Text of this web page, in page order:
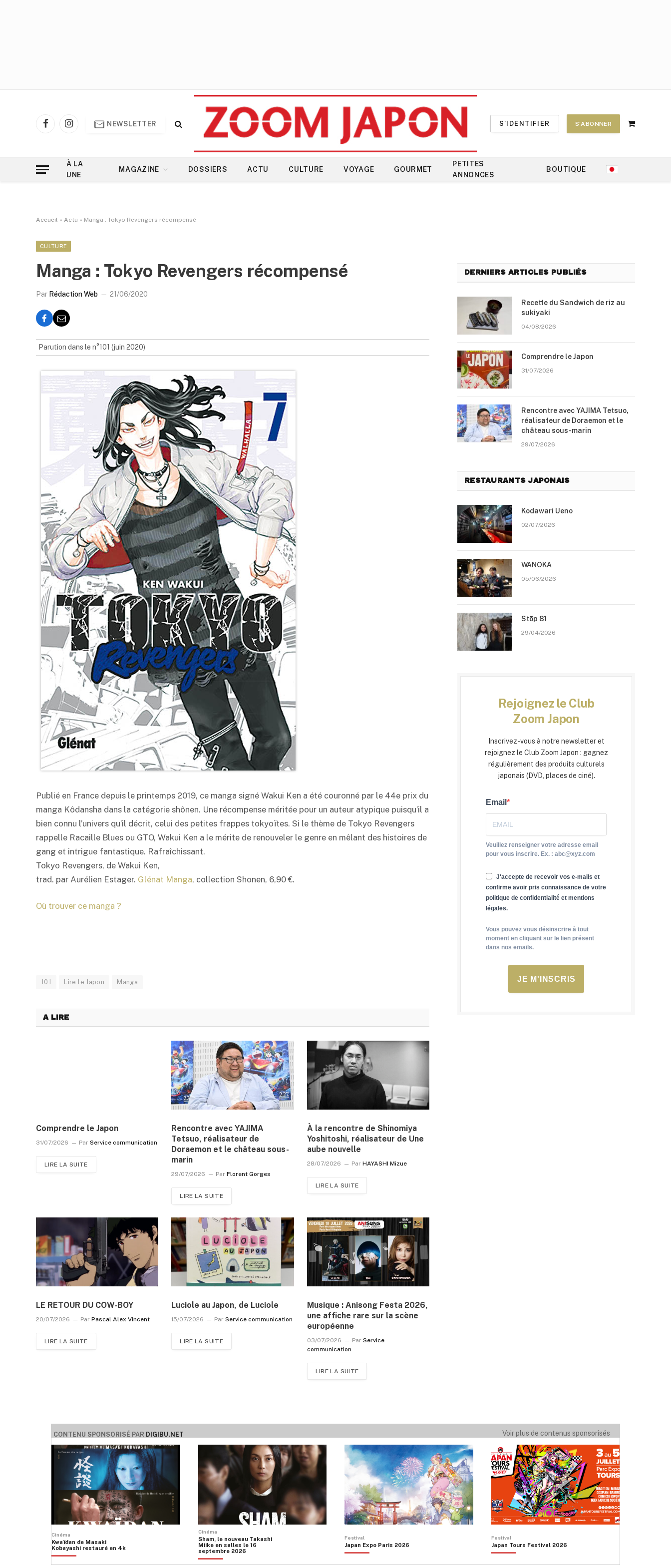
FacebookInstagram
NEWSLETTER S'IDENTIFIER S'ABONNER
Shopping
À LA
UNE
MAGAZINE DOSSIERS ACTU CULTURE VOYAGE GOURMET
PETITES
ANNONCES
BOUTIQUE
Accueil » Actu » Manga : Tokyo Revengers récompensé
CULTURE
Manga : Tokyo Revengers récompensé
Par Rédaction Web 21/06/2020
Parution dans le n°101 (juin 2020)
Publié en France depuis le printemps 2019, ce manga signé Wakui Ken a été couronné par le 44e prix du
manga Kôdansha dans la catégorie shônen. Une récompense méritée pour un auteur atypique puisqu’il a
bien connu l’univers qu’il décrit, celui des petites frappes tokyoïtes. Si le thème de Tokyo Revengers
rappelle Racaille Blues ou GTO, Wakui Ken a le mérite de renouveler le genre en mêlant des histoires de
gang et intrigue fantastique. Rafraîchissant.
Tokyo Revengers, de Wakui Ken,
trad. par Aurélien Estager. Glénat Manga, collection Shonen, 6,90 €.
Où trouver ce manga ?
101 Lire le Japon Manga
A LIRE
Comprendre le Japon
31/07/2026 Par Service communication
LIRE LA SUITE
Rencontre avec YAJIMA
Tetsuo, réalisateur de
Doraemon et le château sous-
marin
29/07/2026 Par Florent Gorges
LIRE LA SUITE
À la rencontre de Shinomiya
Yoshitoshi, réalisateur de Une
aube nouvelle
28/07/2026 Par HAYASHI Mizue
LIRE LA SUITE
LE RETOUR DU COW-BOY
20/07/2026 Par Pascal Alex Vincent
LIRE LA SUITE
Luciole au Japon, de Luciole
15/07/2026 Par Service communication
LIRE LA SUITE
Musique : Anisong Festa 2026,
une affiche rare sur la scène
européenne
03/07/2026 Par Service
communication
LIRE LA SUITE
DERNIERS ARTICLES PUBLIÉS
Recette du Sandwich de riz au
sukiyaki
04/08/2026
Comprendre le Japon
31/07/2026
Rencontre avec YAJIMA Tetsuo,
réalisateur de Doraemon et le
château sous-marin
29/07/2026
RESTAURANTS JAPONAIS
Kodawari Ueno
02/07/2026
WANOKA
05/06/2026
Stōp 81
29/04/2026
Rejoignez le Club
Zoom Japon
Inscrivez-vous à notre newsletter et
rejoignez le Club Zoom Japon : gagnez
régulièrement des produits culturels
japonais (DVD, places de ciné).
Email
Veuillez renseigner votre adresse email
pour vous inscrire. Ex. : abc@xyz.com
J'accepte de recevoir vos e-mails et
confirme avoir pris connaissance de votre
politique de confidentialité et mentions
légales.
Vous pouvez vous désinscrire à tout
moment en cliquant sur le lien présent
dans nos emails.
JE M'INSCRIS
CONTENU SPONSORISÉ PAR DIGIBU.NET Voir plus de contenus sponsorisés
Cinéma
Kwaïdan de Masaki
Kobayashi restauré en 4k
Cinéma
Sham, le nouveau Takashi
Miike en salles le 16
septembre 2026
Festival
Japan Expo Paris 2026
Festival
Japan Tours Festival 2026